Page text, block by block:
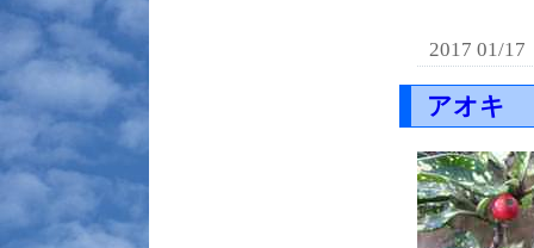
2017 01/17
アオキ